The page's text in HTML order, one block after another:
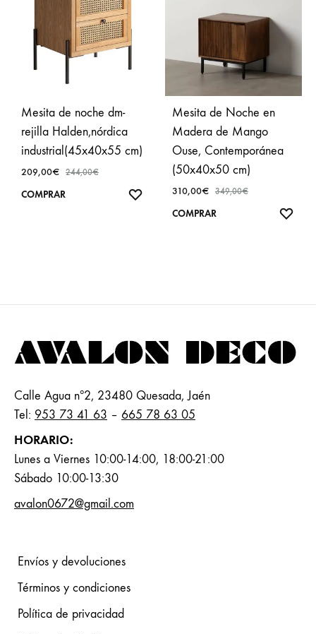
Mesita de noche dm-
rejilla Halden,nórdica
industrial(45x40x55 cm)
209,00€ 244,00€
COMPRAR
AÑADIR
Mesita de Noche en
Madera de Mango
Ouse, Contemporánea
(50x40x50 cm)
310,00€ 349,00€
COMPRAR
Calle Agua nº2, 23480 Quesada, Jaén
Tel: 953 73 41 63 – 665 78 63 05
HORARIO:
Lunes a Viernes 10:00-14:00, 18:00-21:00
Sábado 10:00-13:30
avalon0672@gmail.com
Envíos y devoluciones
Términos y condiciones
Política de privacidad